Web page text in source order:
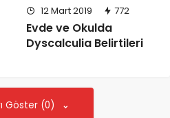
12 Mart 2019 772
Evde ve Okulda
Dyscalculia Belirtileri
Göster (0)